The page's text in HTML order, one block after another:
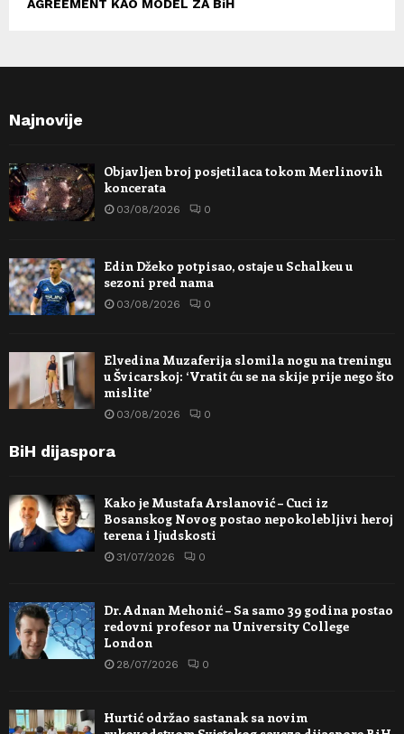
AGREEMENT KAO MODEL ZA BiH
Najnovije
Objavljen broj posjetilaca tokom Merlinovih
koncerata
03/08/2026 0
Edin Džeko potpisao, ostaje u Schalkeu u
sezoni pred nama
03/08/2026 0
Elvedina Muzaferija slomila nogu na treningu
u Švicarskoj: ‘Vratit ću se na skije prije nego što
mislite’
03/08/2026 0
BiH dijaspora
Kako je Mustafa Arslanović – Cuci iz
Bosanskog Novog postao nepokolebljivi heroj
terena i ljudskosti
31/07/2026 0
Dr. Adnan Mehonić – Sa samo 39 godina postao
redovni profesor na University College
London
28/07/2026 0
Hurtić održao sastanak sa novim